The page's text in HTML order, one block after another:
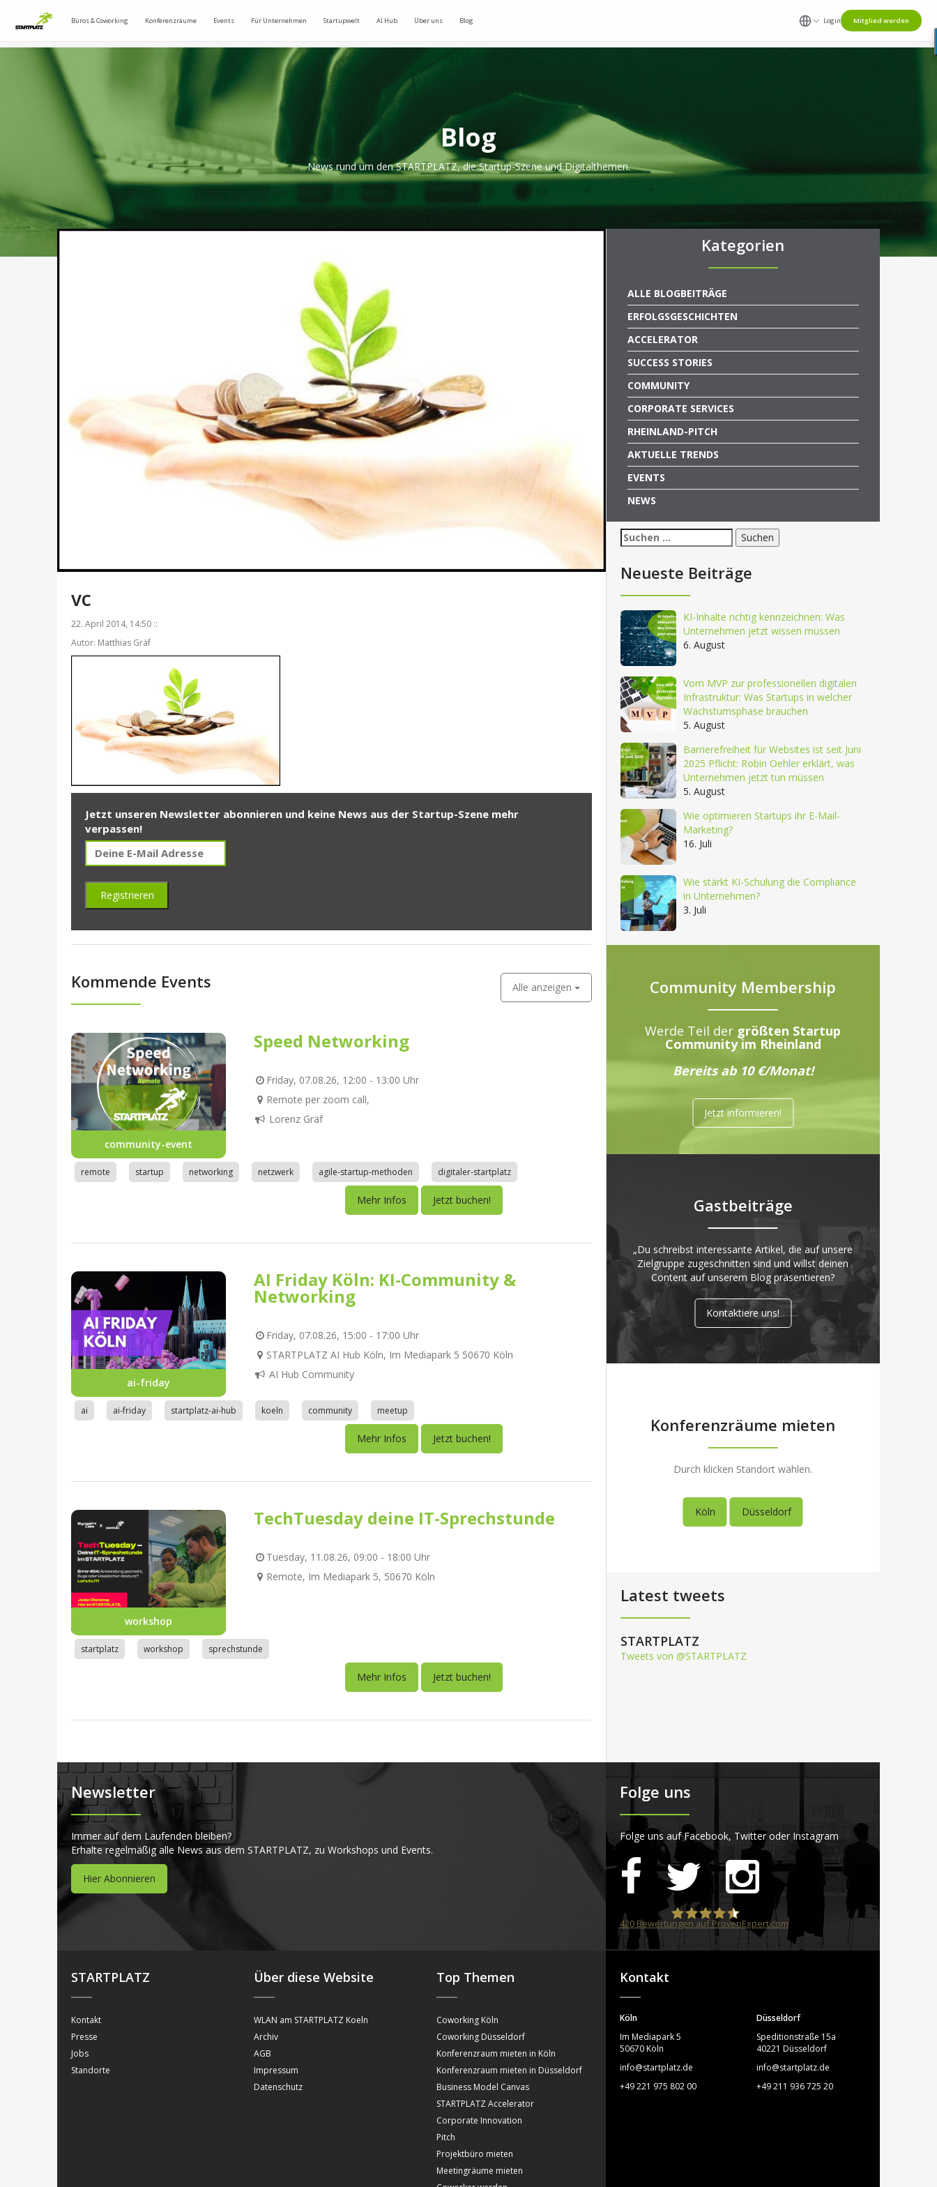
Büros & Coworking Konferenzräume Events Für Unternehmen Startupwelt AI Hub Über uns Blog Login Mitglied werden
Blog
News rund um den STARTPLATZ, die Startup-Szene und Digitalthemen.
vc
22. April 2014, 14:50 ::
Autor: Matthias Gräf
Jetzt unseren Newsletter abonnieren und keine News aus der Startup-Szene mehr
verpassen!
Kommende Events Alle anzeigen
community-event
Speed Networking
Friday, 07.08.26, 12:00 - 13:00 Uhr
Remote per zoom call,
Lorenz Gräf
remote startup networking netzwerk agile-startup-methoden digitaler-startplatz
Mehr Infos Jetzt buchen!
ai-friday
AI Friday Köln: KI-Community &
Networking
Friday, 07.08.26, 15:00 - 17:00 Uhr
STARTPLATZ AI Hub Köln, Im Mediapark 5 50670 Köln
AI Hub Community
ai ai-friday startplatz-ai-hub koeln community meetup
Mehr Infos Jetzt buchen!
workshop
TechTuesday deine IT-Sprechstunde
Tuesday, 11.08.26, 09:00 - 18:00 Uhr
Remote, Im Mediapark 5, 50670 Köln
startplatz workshop sprechstunde
Mehr Infos Jetzt buchen!
Kategorien
ALLE BLOGBEITRÄGE
ERFOLGSGESCHICHTEN
ACCELERATOR
SUCCESS STORIES
COMMUNITY
CORPORATE SERVICES
RHEINLAND-PITCH
AKTUELLE TRENDS
EVENTS
NEWS
Suchen
nach:
Neueste Beiträge
KI-Inhalte richtig kennzeichnen: Was
Unternehmen jetzt wissen müssen
6. August
Vom MVP zur professionellen digitalen
Infrastruktur: Was Startups in welcher
Wachstumsphase brauchen
5. August
Barrierefreiheit für Websites ist seit Juni
2025 Pflicht: Robin Oehler erklärt, was
Unternehmen jetzt tun müssen
5. August
Wie optimieren Startups ihr E-Mail-
Marketing?
16. Juli
Wie stärkt KI-Schulung die Compliance
in Unternehmen?
3. Juli
Community Membership
Werde Teil der größten Startup
Community im Rheinland
Bereits ab 10 €/Monat!
Jetzt informieren!
Gastbeiträge
„Du schreibst interessante Artikel, die auf unsere
Zielgruppe zugeschnitten sind und willst deinen
Content auf unserem Blog präsentieren?
Kontaktiere uns!
Konferenzräume mieten
Durch klicken Standort wählen.
Köln Düsseldorf
Latest tweets
STARTPLATZ
Tweets von @STARTPLATZ
Newsletter
Immer auf dem Laufenden bleiben?
Erhalte regelmäßig alle News aus dem STARTPLATZ, zu Workshops und Events.
Hier Abonnieren
Folge uns
Folge uns auf Facebook, Twitter oder Instagram
STARTPLATZ
420Bewertungen auf ProvenExpert.com
STARTPLATZ
Kontakt
Presse
Jobs
Standorte
Über diese Website
WLAN am STARTPLATZ Koeln
Archiv
AGB
Impressum
Datenschutz
Top Themen
Coworking Köln
Coworking Düsseldorf
Konferenzraum mieten in Köln
Konferenzraum mieten in Düsseldorf
Business Model Canvas
STARTPLATZ Accelerator
Corporate Innovation
Pitch
Projektbüro mieten
Meetingräume mieten
Kontakt
Köln
Im Mediapark 5
50670 Köln
info@startplatz.de
+49 221 975 802 00
Düsseldorf
Speditionstraße 15a
40221 Düsseldorf
info@startplatz.de
+49 211 936 725 20